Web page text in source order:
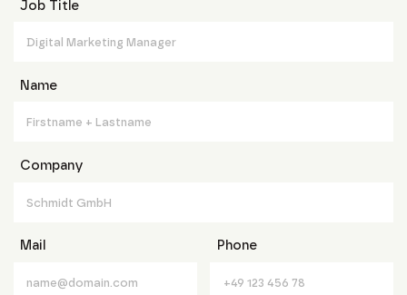
Job Title
Name
Company
Mail Phone